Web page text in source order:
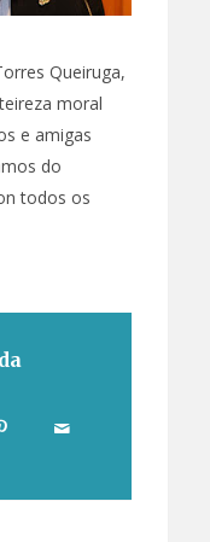
Queiruga,
moral
e amigas
do
todos os